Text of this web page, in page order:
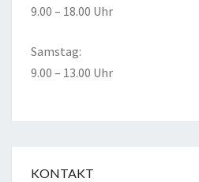
9.00 – 18.00 Uhr
Samstag:
9.00 – 13.00 Uhr
KONTAKT